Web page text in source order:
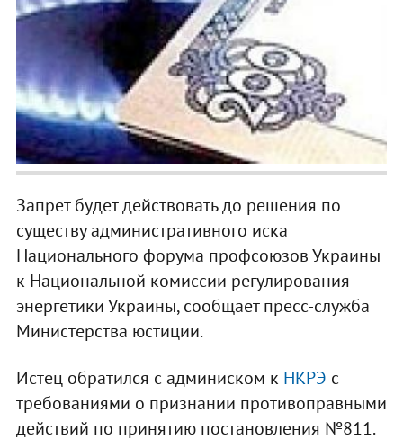
Запрет будет действовать до решения по
существу административного иска
Национального форума профсоюзов Украины
к Национальной комиссии регулирования
энергетики Украины, сообщает пресс-служба
Министерства юстиции.
Истец обратился с админиском к НКРЭ с
требованиями о признании противоправными
действий по принятию постановления №811.